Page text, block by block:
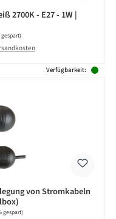
2700K - E27 - 1W |
Verfügbarkeit:
von Stromkabeln
gespart)